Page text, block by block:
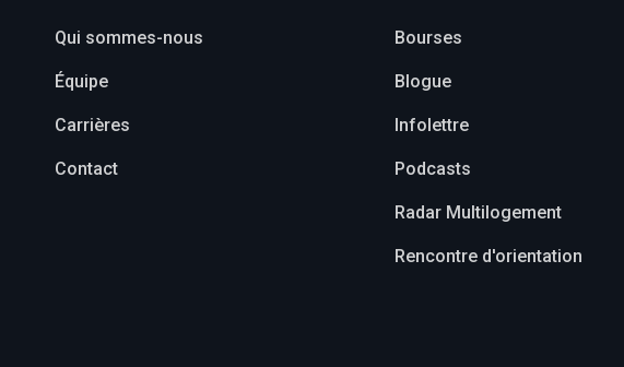
Qui sommes-nous
Équipe
Carrières
Contact
Bourses
Blogue
Infolettre
Podcasts
Radar Multilogement
Rencontre d'orientation